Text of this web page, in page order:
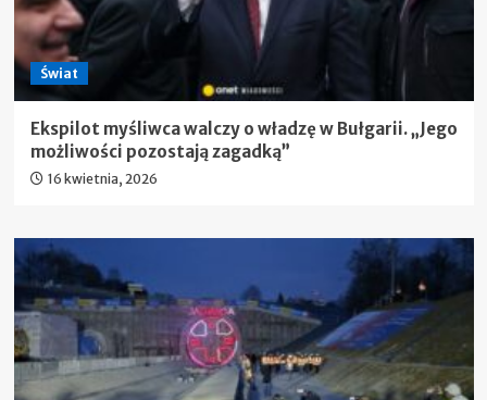
Świat
Ekspilot myśliwca walczy o władzę w Bułgarii. „Jego
możliwości pozostają zagadką”
16 kwietnia, 2026